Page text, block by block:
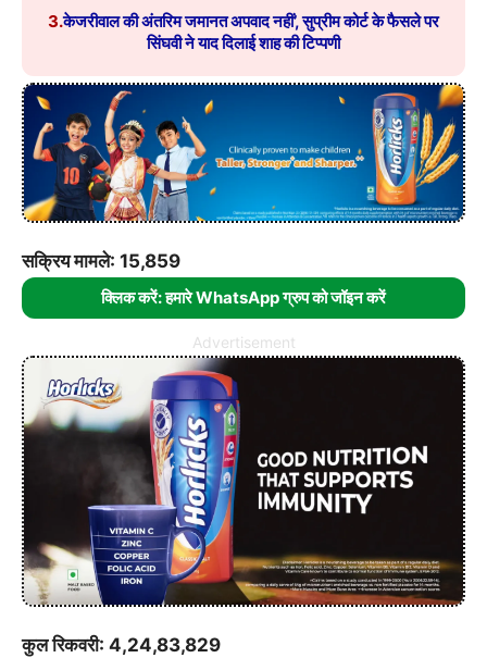
3.केजरीवाल की अंतरिम जमानत अपवाद नहीं’, सुप्रीम कोर्ट के फैसले पर
सिंघवी ने याद दिलाई शाह की टिप्पणी
सक्रिय मामले: 15,859
क्लिक करें: हमारे WhatsApp ग्रुप को जॉइन करें
Advertisement
कुल रिकवरी: 4,24,83,829